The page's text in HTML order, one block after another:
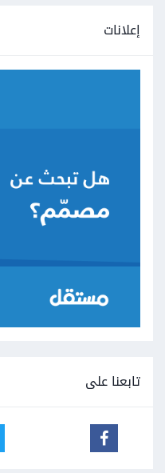
إعلانات
تابعنا على